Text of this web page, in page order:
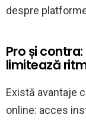
despre
Pro și
limitează
Există avantaje
online: acces